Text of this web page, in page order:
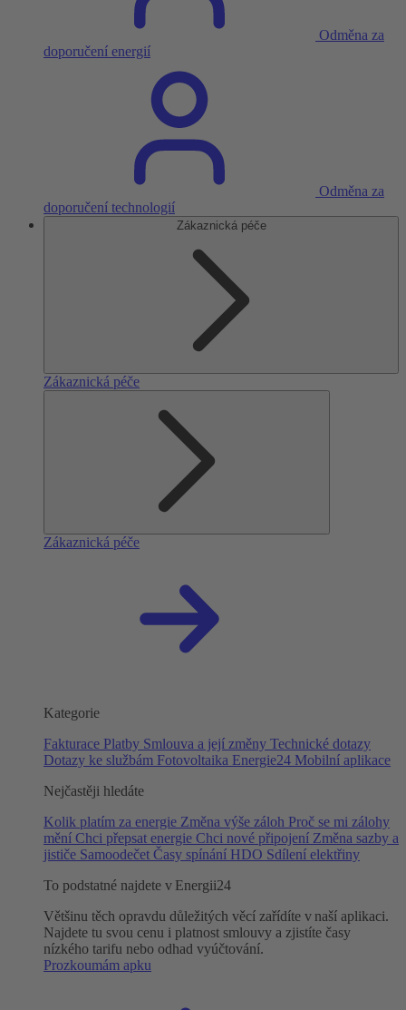
Odměna za
doporučení energií
Odměna za
doporučení technologií
Zákaznická péče
Zákaznická péče
Zákaznická péče
Kategorie
Fakturace Platby Smlouva a její změny Technické dotazy
Dotazy ke službám Fotovoltaika Energie24 Mobilní aplikace
Nejčastěji hledáte
Kolik platím za energie Změna výše záloh Proč se mi zálohy
mění Chci přepsat energie Chci nové připojení Změna sazby a
jističe Samoodečet Časy spínání HDO Sdílení elektřiny
To podstatné najdete v Energii24
Většinu těch opravdu důležitých věcí zařídíte v naší aplikaci.
Najdete tu svou cenu i platnost smlouvy a zjistíte časy
nízkého tarifu nebo odhad vyúčtování.
Prozkoumám apku